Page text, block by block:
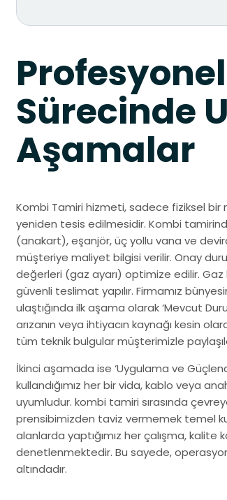
Sürecinde
Aşamalar
Kombi Tamiri hizmeti, sadece fiziksel bir
yeniden tesis edilmesidir. Kombi
(anakart), eşanjör, üç yollu vana ve
müşteriye maliyet bilgisi verilir. Onay
değerleri (gaz ayarı) optimize edilir.
güvenli teslimat yapılır. Firmamız
ulaştığında ilk aşama olarak ‘Mevcut
arızanın veya ihtiyacın kaynağı kesin
tüm teknik bulgular müşterimizle
İkinci aşamada ise ‘Uygulama ve
kullandığımız her bir vida, kablo veya
uyumludur. kombi tamiri sırasında
prensibimizden taviz vermemek temel
alanlarda yaptığımız her çalışma,
denetlenmektedir. Bu sayede, operasyon
altındadır.